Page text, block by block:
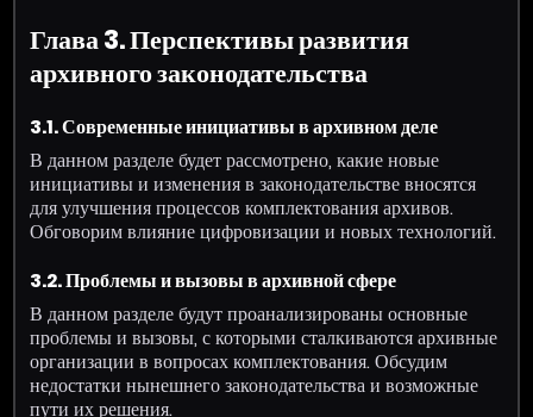
Глава 3. Перспективы развития
архивного законодательства
3.1. Современные инициативы в архивном деле
В данном разделе будет рассмотрено, какие новые
инициативы и изменения в законодательстве вносятся
для улучшения процессов комплектования архивов.
Обговорим влияние цифровизации и новых технологий.
3.2. Проблемы и вызовы в архивной сфере
В данном разделе будут проанализированы основные
проблемы и вызовы, с которыми сталкиваются архивные
организации в вопросах комплектования. Обсудим
недостатки нынешнего законодательства и возможные
пути их решения.